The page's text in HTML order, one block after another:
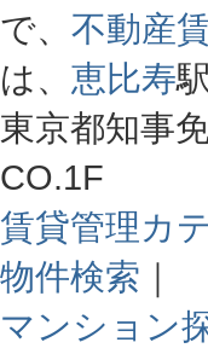
で、 不動産
は、 恵比寿
東京都知事
CO.1F
賃貸管理カ
物件検索 ｜
マンション